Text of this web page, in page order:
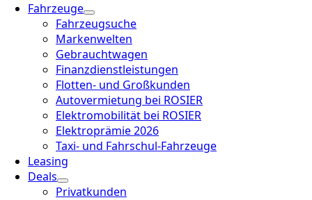
Fahrzeuge
Fahrzeugsuche
Markenwelten
Gebrauchtwagen
Finanzdienstleistungen
Flotten- und Großkunden
Autovermietung bei ROSIER
Elektromobilität bei ROSIER
Elektroprämie 2026
Taxi- und Fahrschul-Fahrzeuge
Leasing
Deals
Privatkunden